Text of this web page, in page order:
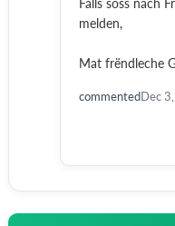
Falls soss nach
melden,
Mat frëndleche
commentedDec